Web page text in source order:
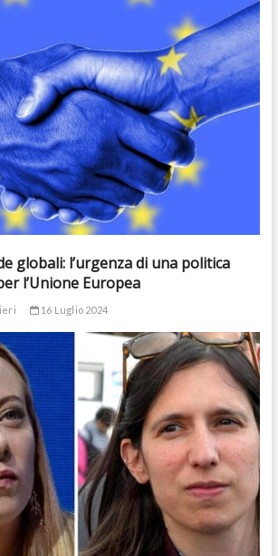
globali: l’urgenza di una politica
l’Unione Europea
16 Luglio 2024